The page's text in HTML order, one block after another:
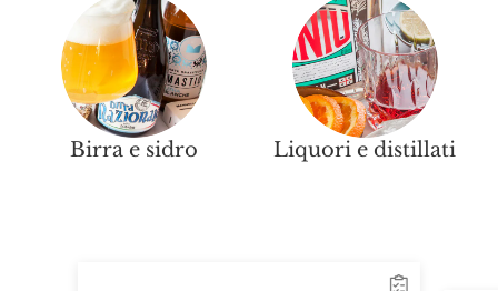
Birra e sidro Liquori e distillati